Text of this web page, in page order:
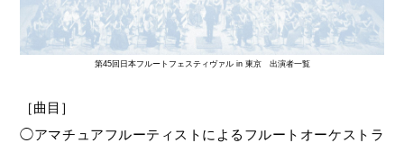
第45回日本フルートフェスティヴァル in 東京 出演者一覧
［曲目］
◯アマチュアフルーティストによるフルートオーケストラ